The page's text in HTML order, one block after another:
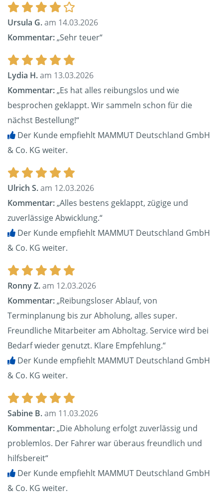
Ursula G.am 14.03.2026
Kommentar:„Sehr teuer“
Lydia H.am 13.03.2026
Kommentar:„Es hat alles reibungslos und wie
besprochen geklappt. Wir sammeln schon für die
nächst Bestellung!“
Der Kunde empfiehlt MAMMUT Deutschland GmbH
& Co. KG weiter.
Ulrich S.am 12.03.2026
Kommentar:„Alles bestens geklappt, zügige und
zuverlässige Abwicklung.“
Der Kunde empfiehlt MAMMUT Deutschland GmbH
& Co. KG weiter.
Ronny Z.am 12.03.2026
Kommentar:„Reibungsloser Ablauf, von
Terminplanung bis zur Abholung, alles super.
Freundliche Mitarbeiter am Abholtag. Service wird bei
Bedarf wieder genutzt. Klare Empfehlung.“
Der Kunde empfiehlt MAMMUT Deutschland GmbH
& Co. KG weiter.
Sabine B.am 11.03.2026
Kommentar:„Die Abholung erfolgt zuverlässig und
problemlos. Der Fahrer war überaus freundlich und
hilfsbereit“
Der Kunde empfiehlt MAMMUT Deutschland GmbH
& Co. KG weiter.